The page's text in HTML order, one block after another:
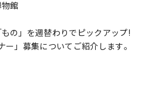
館
の」を週替わりでピックアップ!
ー」募集についてご紹介します｡